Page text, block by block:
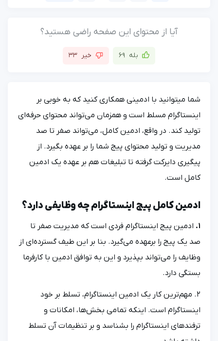
آیا از محتوای این صفحه راضی هستید؟
بله 69 خیر 33
شما میتوانید با ادمینی همکاری کنید که به خوبی بر
اینستاگرام مسلط است و همزمان می‌تواند محتوای حرفه‌ای
تولید کند. در واقع، ادمین کامل، می‌تواند صفر تا صد
مدیریت و تولید محتوای پیج شما را بر عهده بگیرد. از
پیگیری دایرکت گرفته تا تبلیغات هم بر عهده یک ادمین
کامل است.
ادمین کامل پیج اینستاگرام چه وظایفی دارد؟
1. ادمین پیج اینستاگرام فردی است که مدیریت صفر تا
صد یک پیج را برعهده می‌گیرد. بنا بر این طیف گسترده‌ای از
وظایف را می‌تواند بپذیرد و این به توافق ادمین با کارفرما
بستگی دارد.
2. مهم‌ترین کار یک ادمین اینستاگرام، تسلط بر خود
اینستاگرام است. اینکه تمامی بخش‌ها، امکانات و
ترفندهای اینستاگرام را بشناسد و بر تنظیمات آن تسلط